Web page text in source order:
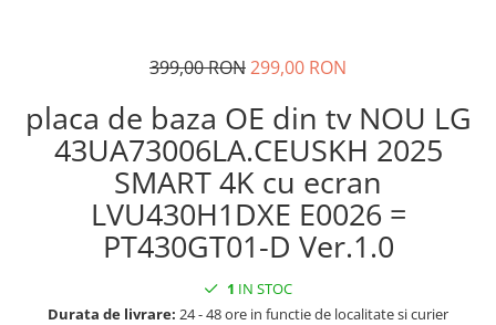
399,00 RON299,00 RON
placa de baza OE din tv NOU LG
43UA73006LA.CEUSKH 2025
SMART 4K cu ecran
LVU430H1DXE E0026 =
PT430GT01-D Ver.1.0
1 IN STOC
Durata de livrare: 24 - 48 ore in functie de localitate si curier